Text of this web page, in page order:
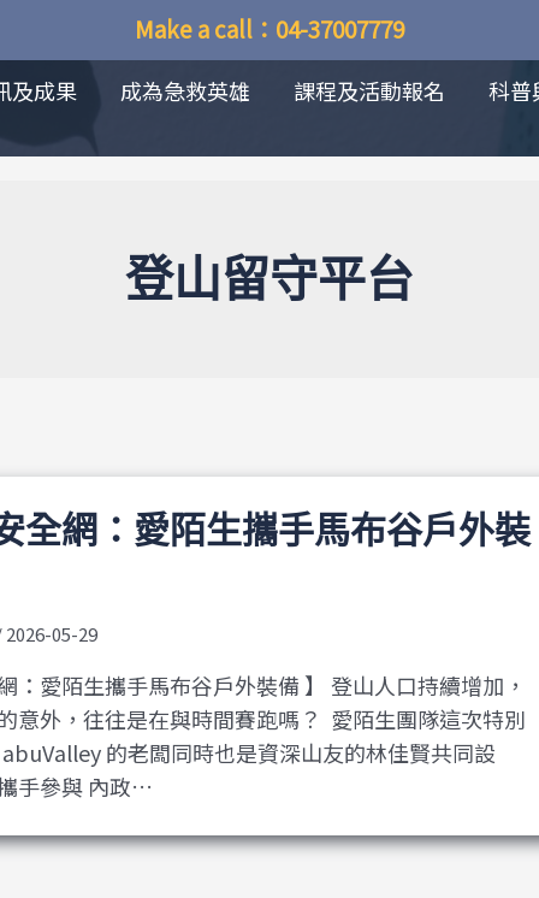
Make a call：04-37007779
及成果 成為急救英雄 課程及活動報名 科普
登山留守平台
全網：愛陌生攜手馬布谷戶外裝
2026-05-29
：愛陌生攜手馬布谷戶外裝備 】 登山人口持續增加，
意外，往往是在與時間賽跑嗎？ ​ 愛陌生團隊這次特別
的老闆同時也是資深山友的林佳賢共同設
手參與 內政…